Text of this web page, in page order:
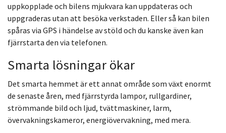
uppkopplade och bilens mjukvara kan uppdateras och
uppgraderas utan att besöka verkstaden. Eller så kan bilen
spåras via GPS i händelse av stöld och du kanske även kan
fjärrstarta den via telefonen.
Smarta lösningar ökar
Det smarta hemmet är ett annat område som växt enormt
de senaste åren, med fjärrstyrda lampor, rullgardiner,
strömmande bild och ljud, tvättmaskiner, larm,
övervakningskameror, energiövervakning, med mera.